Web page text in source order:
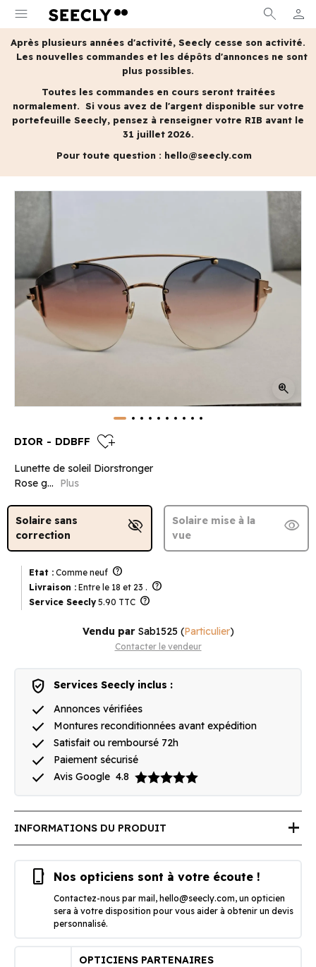
menu search person
MON
Après plusieurs années d'activité, Seecly cesse son activité.
Les nouvelles commandes et les dépôts d'annonces ne sont
plus possibles.
Toutes les commandes en cours seront traitées
normalement. Si vous avez de l'argent disponible sur votre
portefeuille Seecly, pensez à renseigner votre RIB avant le
31 juillet 2026.
Pour toute question : hello@seecly.com
zoom_in
DIOR - DDBFF heart_plus
Lunette de soleil Diorstronger
Rose g...
Plus
Solaire sans
correction
visibility_off
Solaire mise à la
vue
visibility
Etat : Comme neuf help
Livraison : Entre le 18 et 23 . help
Service Seecly 5.90 TTC help
Vendu par Sab1525(Particulier)
Contacter le vendeur
verified_user Services Seecly inclus :
done Annonces vérifiées
done Montures reconditionnées avant expédition
done Satisfait ou remboursé 72h
done Paiement sécurisé
done Avis Google 4.8
INFORMATIONS DU PRODUIT add
phone_iphone Nos opticiens sont à votre écoute !
Contactez-nous par mail, hello@seecly.com, un opticien
sera à votre disposition pour vous aider à obtenir un devis
personnalisé.
OPTICIENS PARTENAIRES